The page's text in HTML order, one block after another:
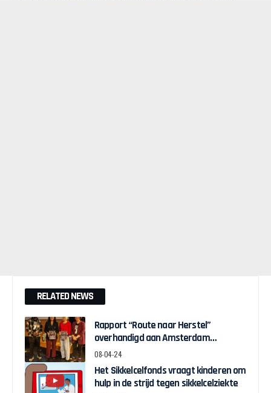
RELATED NEWS
Rapport “Route naar Herstel”
overhandigd aan Amsterdam
Wethouder Touria Meliani
08-04-24
Het Sikkelcelfonds vraagt kinderen om
hulp in de strijd tegen sikkelcelziekte